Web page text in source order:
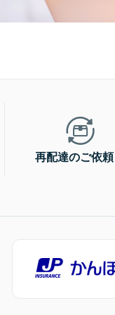
再配達のご依頼